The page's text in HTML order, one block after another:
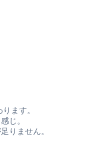
ます。
じ。
りません。